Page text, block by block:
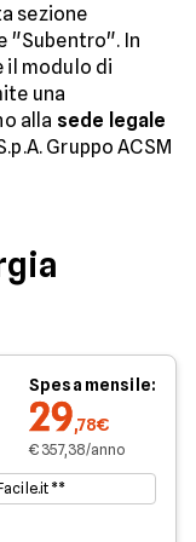
sezione
"Subentro". In
il modulo di
una
alla sede legale
Gruppo ACSM
Spesa mensile:
29,78€
€ 357,38/anno
**